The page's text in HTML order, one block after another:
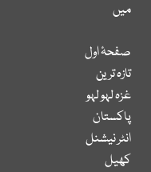
میں
صفحۂ اول
تازہ ترین
غزہ لہو لہو
پاکستان
انٹر نیشنل
کھیل